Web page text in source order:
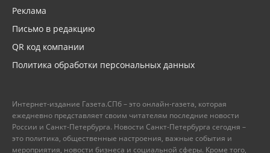
Реклама
Письмо в редакцию
QR код компании
Политика обработки персональных данных
Интернет-издание Газета.СПб – это онлайн-газета, которая
ежедневно представляет своим читателям последние новости
России и Санкт-Петербурга. Новости Санкт-Петербурга сегодня –
это политика, общественные настроения, важные события и
мероприятия, новости бизнеса и социальной сферы. Кроме того,